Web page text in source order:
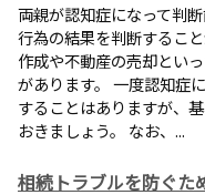
両親が認知症になって判
行為の結果を判断するこ
作成や不動産の売却とい
があります。 一度認知症
することはありますが、
おきましょう。 なお、...
相続トラブルを防ぐた